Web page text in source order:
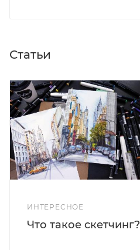
Статьи
ИНТЕРЕСНОЕ
Что такое скетчинг?